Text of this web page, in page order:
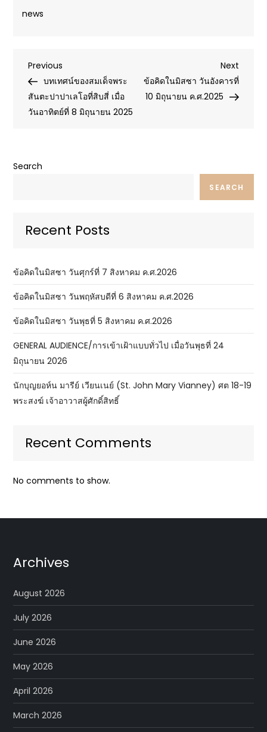
news
Post
navigation
Previous
Post
Previous
บทเทศน์ของสมเด็จพระ
สันตะปาปาเลโอที่สิบสี่ เมื่อ
วันอาทิตย์ที่ 8 มิถุนายน 2025
Next
Post
Next
ข้อคิดในมิสซา วันอังคารที่
10 มิถุนายน ค.ศ.2025
Search
SEARCH
Recent Posts
ข้อคิดในมิสซา วันศุกร์ที่ 7 สิงหาคม ค.ศ.2026
ข้อคิดในมิสซา วันพฤหัสบดีที่ 6 สิงหาคม ค.ศ.2026
ข้อคิดในมิสซา วันพุธที่ 5 สิงหาคม ค.ศ.2026
GENERAL AUDIENCE/การเข้าเฝ้าแบบทั่วไป เมื่อวันพุธที่ 24
มิถุนายน 2026
นักบุญยอห์น มารีย์ เวียนเนย์ (St. John Mary Vianney) ศต 18-19
พระสงฆ์ เจ้าอาวาสผู้ศักดิ์สิทธิ์
Recent Comments
No comments to show.
Archives
August 2026
July 2026
June 2026
May 2026
April 2026
March 2026